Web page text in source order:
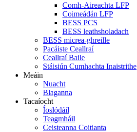
Comh-Aireachta LFP
Coimeádán LFP
BESS PCS
BESS leathsholadach
BESS micrea-ghreille
Pacáiste Ceallraí
Ceallraí Baile
Stáisiún Cumhachta Inaistrithe
Meáin
Nuacht
Blaganna
Tacaíocht
Íoslódáil
Teagmháil
Ceisteanna Coitianta